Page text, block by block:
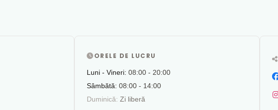
ORELE DE LUCRU
Luni - Vineri: 08:00 - 20:00
Sâmbătă: 08:00 - 14:00
Duminică: Zi liberă